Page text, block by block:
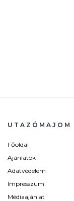
UTAZÓMAJOM
Főoldal
Ajánlatok
Adatvédelem
Impresszum
Médiaajánlat